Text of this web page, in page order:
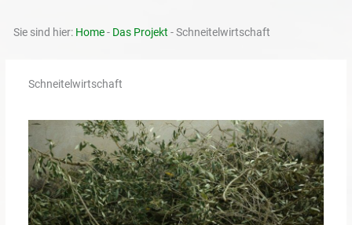
Sie sind hier: Home- Das Projekt -Schneitelwirtschaft
Schneitelwirtschaft